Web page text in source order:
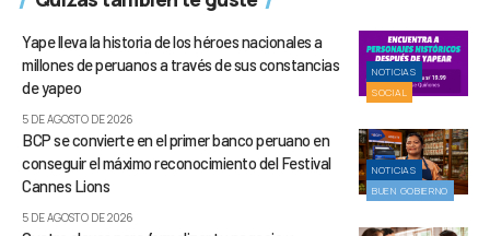
NOTICIAS
SOCIAL
Yape lleva la historia de los héroes nacionales a
millones de peruanos a través de sus constancias
de yapeo
5 DE AGOSTO DE 2026
NOTICIAS
BUEN GOBIERNO
BCP se convierte en el primer banco peruano en
conseguir el máximo reconocimiento del Festival
Cannes Lions
5 DE AGOSTO DE 2026